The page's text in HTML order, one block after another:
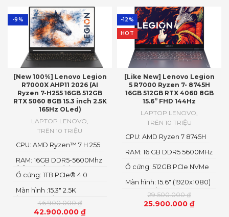
G-SYNC®, DisplayHDR™
True Black 1000
-9%
[New 100%] Lenovo Legion
R7000X AHP11 2026 (AI
Ryzen 7-H255 16GB 512GB
RTX 5060 8GB 15.3 inch 2.5K
165Hz OLed)
LAPTOP LENOVO,
TRÊN 10 TRIỆU
46.900.000₫
42.900.000 ₫
Màn hình :15.3" 2.5K
(2560x1600) OLED
Ổ cứng: 1TB PCIe® 4.0
RAM: 16GB DDR5-5600Mhz
(hỗ trợ nâng cấp)
CPU: AMD Ryzen™ 7 H 255
-12%
HOT
[Like New] Lenovo Legion
5 R7000 Ryzen 7- 8745H
16GB 512GB RTX 4060 8GB
15.6” FHD 144Hz
LAPTOP LENOVO,
TRÊN 10 TRIỆU
29.500.000₫
25.900.000 ₫
Màn hình: 15.6" (1920x1080)
IPS, 300nits
Ổ cứng: 512GB PCIe NVMe
RAM: 16 GB DDR5 5600MHz
CPU: AMD Ryzen 7 8745H